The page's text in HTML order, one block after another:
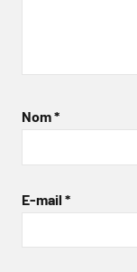
Nom*
E-mail *